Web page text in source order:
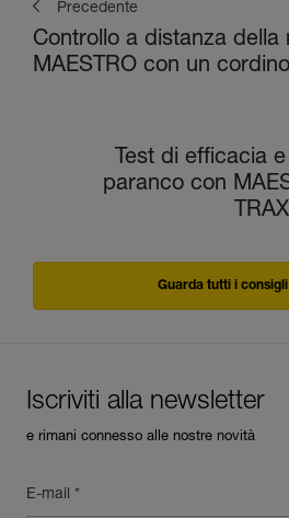
Precedente
Controllo a distanza della
MAESTRO con un cordino
Test di efficacia
paranco con
Guarda tutti i
Iscriviti alla newsletter
e rimani connesso alle nostre novità
E-mail *